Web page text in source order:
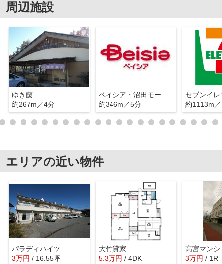
周辺施設
ゆき藤
約267m／4分
約346m／5分
約1113m
エリアの近い物件
パラディハイツ
3万円 / 16.55坪
大竹貸家
5.3万円 / 4DK
高宮マンシ
3万円 / 1R